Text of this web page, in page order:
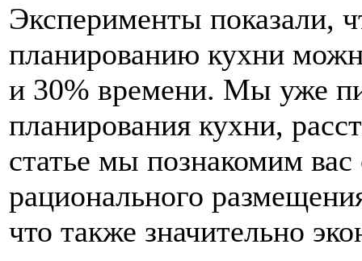
Эксперименты показали,
планированию кухни
и 30% времени. Мы уже
планирования кухни,
статье мы познакомим
рационального
что также значительно